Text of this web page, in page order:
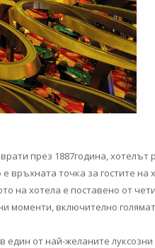
през 1887година, хотелът
връхната точка за гостите на
на хотела е поставено от
моменти, включително
от най-желаните луксозни